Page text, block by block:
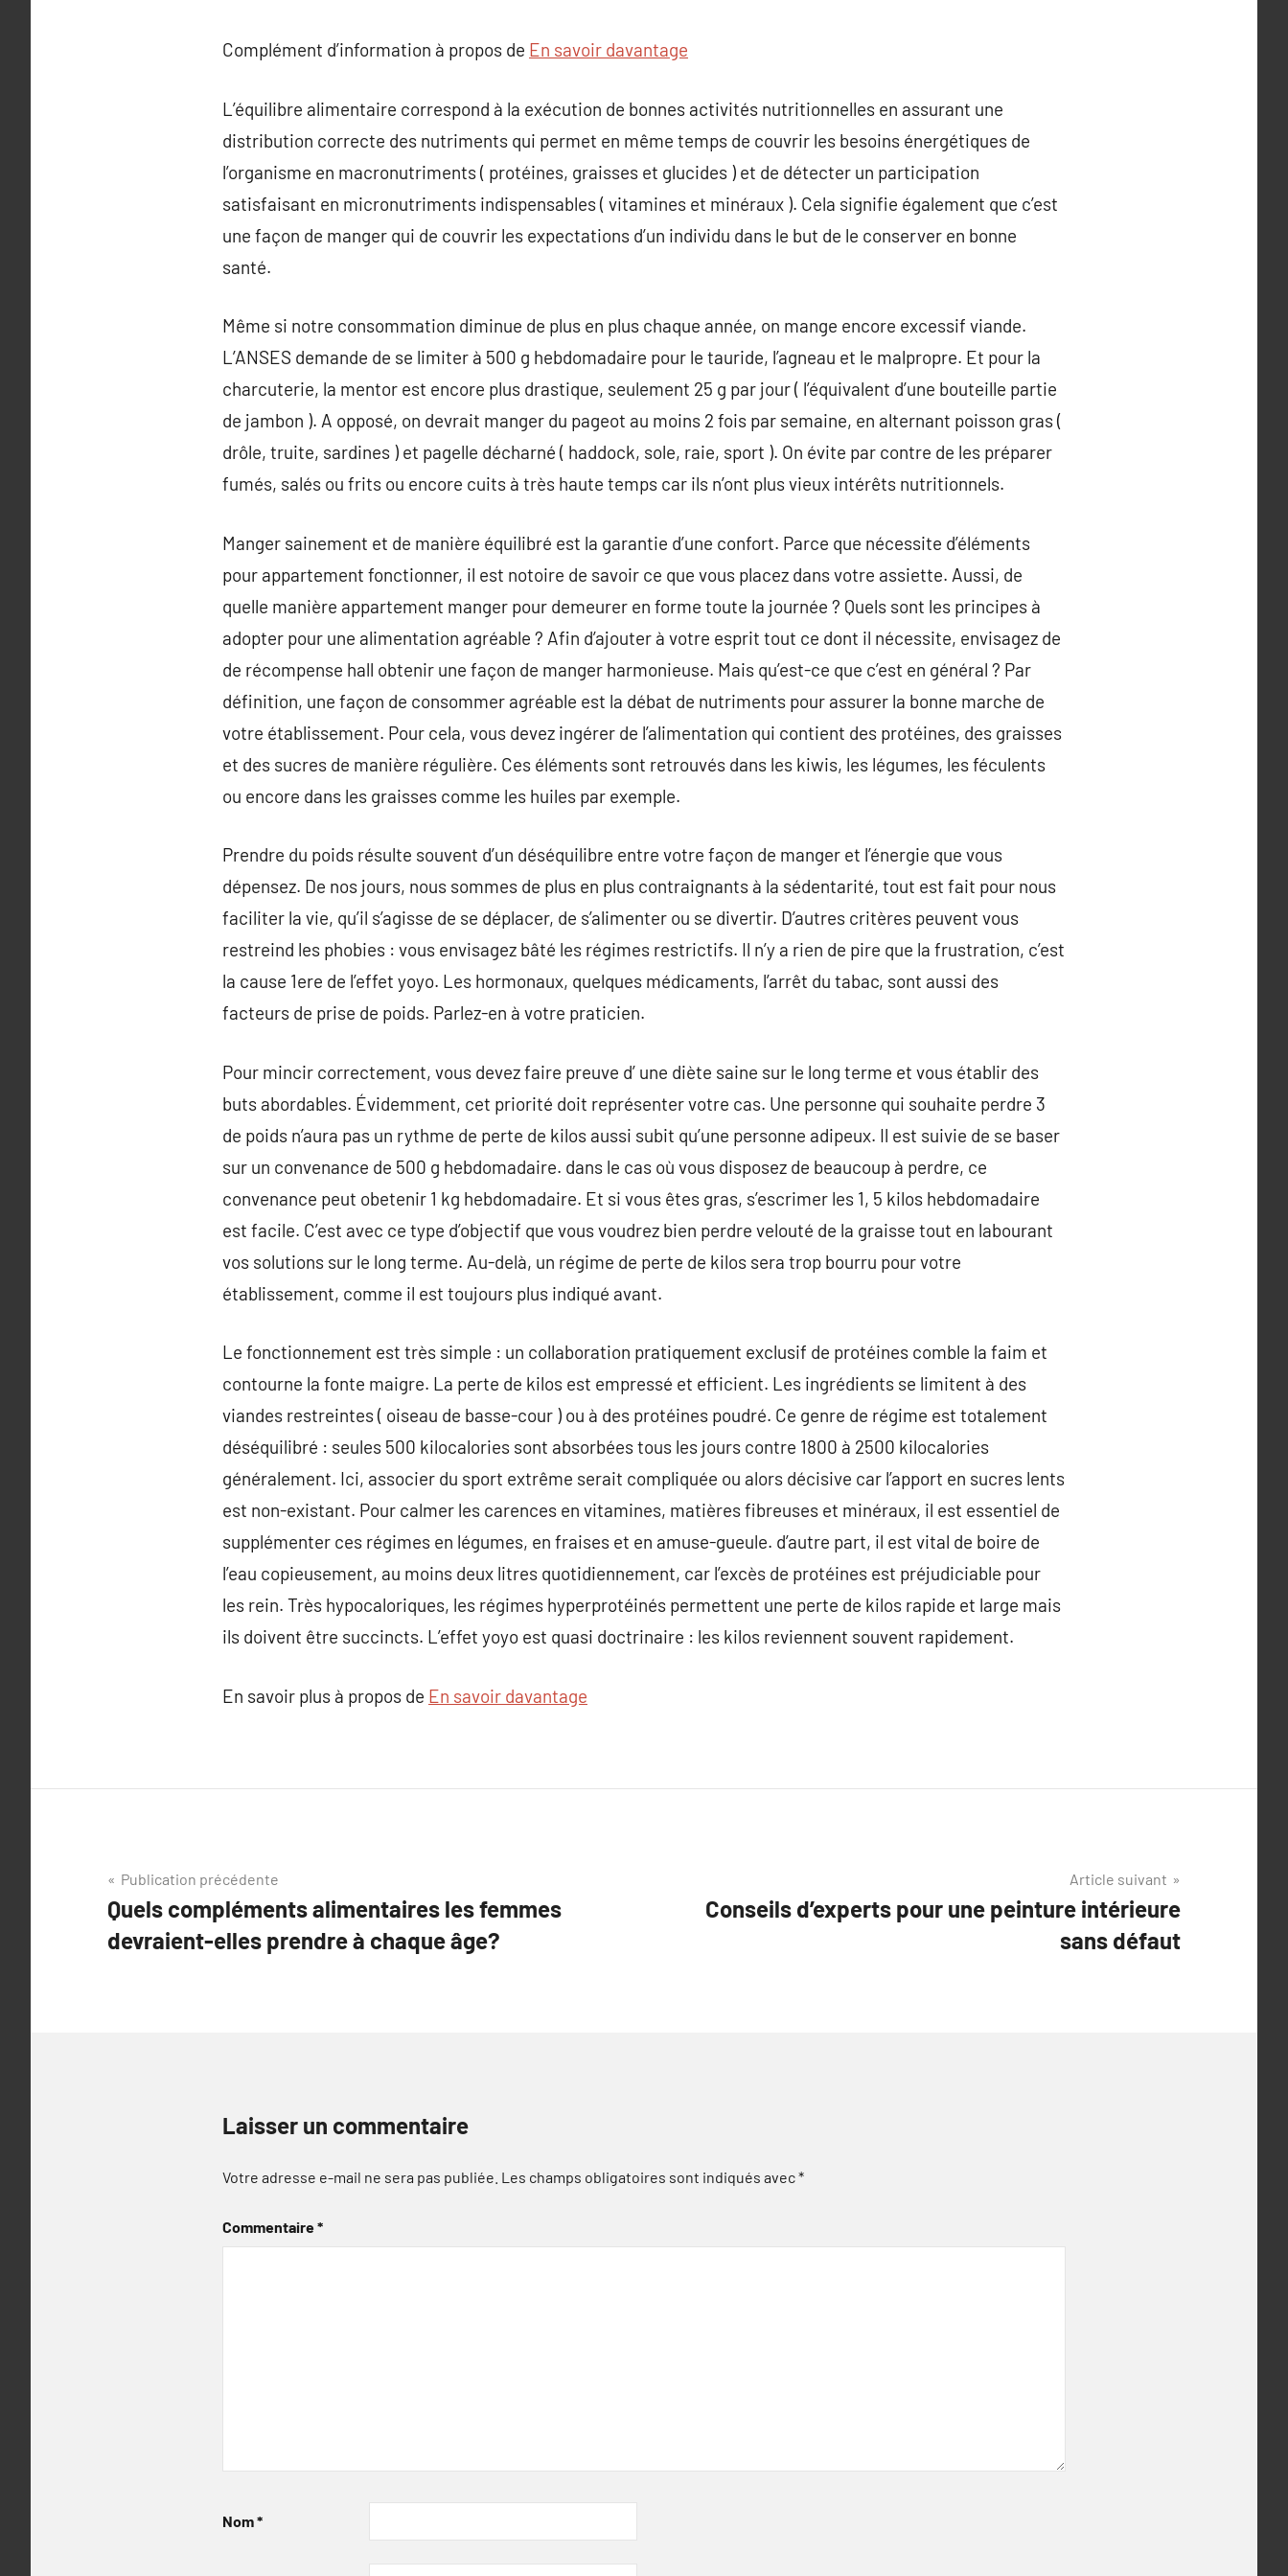
Complément d’information à propos de En savoir davantage
L’équilibre alimentaire correspond à la exécution de bonnes activités nutritionnelles en assurant une
distribution correcte des nutriments qui permet en même temps de couvrir les besoins énergétiques de
l’organisme en macronutriments ( protéines, graisses et glucides ) et de détecter un participation
satisfaisant en micronutriments indispensables ( vitamines et minéraux ). Cela signifie également que c’est
une façon de manger qui de couvrir les expectations d’un individu dans le but de le conserver en bonne
santé.
Même si notre consommation diminue de plus en plus chaque année, on mange encore excessif viande.
L’ANSES demande de se limiter à 500 g hebdomadaire pour le tauride, l’agneau et le malpropre. Et pour la
charcuterie, la mentor est encore plus drastique, seulement 25 g par jour ( l’équivalent d’une bouteille partie
de jambon ). A opposé, on devrait manger du pageot au moins 2 fois par semaine, en alternant poisson gras (
drôle, truite, sardines ) et pagelle décharné ( haddock, sole, raie, sport ). On évite par contre de les préparer
fumés, salés ou frits ou encore cuits à très haute temps car ils n’ont plus vieux intérêts nutritionnels.
Manger sainement et de manière équilibré est la garantie d’une confort. Parce que nécessite d’éléments
pour appartement fonctionner, il est notoire de savoir ce que vous placez dans votre assiette. Aussi, de
quelle manière appartement manger pour demeurer en forme toute la journée ? Quels sont les principes à
adopter pour une alimentation agréable ? Afin d’ajouter à votre esprit tout ce dont il nécessite, envisagez de
de récompense hall obtenir une façon de manger harmonieuse. Mais qu’est-ce que c’est en général ? Par
définition, une façon de consommer agréable est la débat de nutriments pour assurer la bonne marche de
votre établissement. Pour cela, vous devez ingérer de l’alimentation qui contient des protéines, des graisses
et des sucres de manière régulière. Ces éléments sont retrouvés dans les kiwis, les légumes, les féculents
ou encore dans les graisses comme les huiles par exemple.
Prendre du poids résulte souvent d’un déséquilibre entre votre façon de manger et l’énergie que vous
dépensez. De nos jours, nous sommes de plus en plus contraignants à la sédentarité, tout est fait pour nous
faciliter la vie, qu’il s’agisse de se déplacer, de s’alimenter ou se divertir. D’autres critères peuvent vous
restreind les phobies : vous envisagez bâté les régimes restrictifs. Il n’y a rien de pire que la frustration, c’est
la cause 1ere de l’effet yoyo. Les hormonaux, quelques médicaments, l’arrêt du tabac, sont aussi des
facteurs de prise de poids. Parlez-en à votre praticien.
Pour mincir correctement, vous devez faire preuve d’ une diète saine sur le long terme et vous établir des
buts abordables. Évidemment, cet priorité doit représenter votre cas. Une personne qui souhaite perdre 3
de poids n’aura pas un rythme de perte de kilos aussi subit qu’une personne adipeux. Il est suivie de se baser
sur un convenance de 500 g hebdomadaire. dans le cas où vous disposez de beaucoup à perdre, ce
convenance peut obetenir 1 kg hebdomadaire. Et si vous êtes gras, s’escrimer les 1, 5 kilos hebdomadaire
est facile. C’est avec ce type d’objectif que vous voudrez bien perdre velouté de la graisse tout en labourant
vos solutions sur le long terme. Au-delà, un régime de perte de kilos sera trop bourru pour votre
établissement, comme il est toujours plus indiqué avant.
Le fonctionnement est très simple : un collaboration pratiquement exclusif de protéines comble la faim et
contourne la fonte maigre. La perte de kilos est empressé et efficient. Les ingrédients se limitent à des
viandes restreintes ( oiseau de basse-cour ) ou à des protéines poudré. Ce genre de régime est totalement
déséquilibré : seules 500 kilocalories sont absorbées tous les jours contre 1800 à 2500 kilocalories
généralement. Ici, associer du sport extrême serait compliquée ou alors décisive car l’apport en sucres lents
est non-existant. Pour calmer les carences en vitamines, matières fibreuses et minéraux, il est essentiel de
supplémenter ces régimes en légumes, en fraises et en amuse-gueule. d’autre part, il est vital de boire de
l’eau copieusement, au moins deux litres quotidiennement, car l’excès de protéines est préjudiciable pour
les rein. Très hypocaloriques, les régimes hyperprotéinés permettent une perte de kilos rapide et large mais
ils doivent être succincts. L’effet yoyo est quasi doctrinaire : les kilos reviennent souvent rapidement.
En savoir plus à propos de En savoir davantage
Navigation
de
l’article
Publication précédente
Quels compléments alimentaires les femmes
devraient-elles prendre à chaque âge?
Article suivant
Conseils d’experts pour une peinture intérieure
sans défaut
Laisser un commentaire
Votre adresse e-mail ne sera pas publiée. Les champs obligatoires sont indiqués avec*
Commentaire*
Nom*